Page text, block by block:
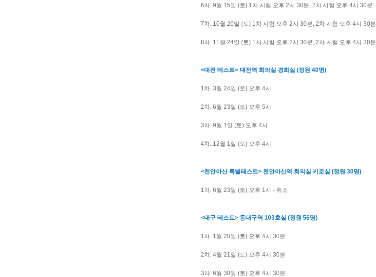
6차. 9월 15일 (토) 1차 시험 오후 2시 30분, 2차 시험 오후 4시 30분
7차. 10월 20일 (토) 1차 시험 오후 2시 30분, 2차 시험 오후 4시 30분
8차. 11월 24일 (토) 1차 시험 오후 2시 30분, 2차 시험 오후 4시 30분
<대전 테스트> 대전역 회의실 경희실 (정원 40명)
1차. 3월 24일 (토) 오후 4시
2차. 6월 23일 (토) 오후 5시
3차. 9월 1일 (토) 오후 4시
4차. 12월 1일 (토) 오후 4시
<천안아산 특별테스트> 천안아산역 회의실 키로실 (정원 30명)
1차. 6월 23일 (토) 오후 1시 - 취소
<대구 테스트> 동대구역 103호실 (정원 56명)
1차. 1월 20일 (토) 오후 4시 30분
2차. 4월 21일 (토) 오후 4시 30분
3차. 6월 30일 (토) 오후 4시 30분